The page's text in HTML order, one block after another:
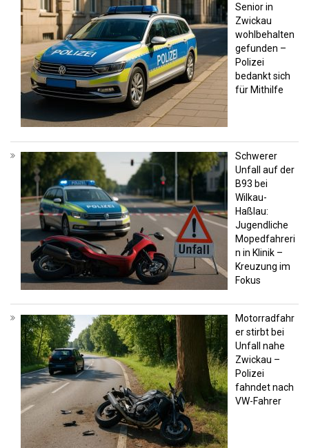
Senior in
Zwickau
wohlbehalten
gefunden –
Polizei
bedankt sich
für Mithilfe
Schwerer
Unfall auf der
B93 bei
Wilkau-
Haßlau:
Jugendliche
Mopedfahreri
n in Klinik –
Kreuzung im
Fokus
Motorradfahr
er stirbt bei
Unfall nahe
Zwickau –
Polizei
fahndet nach
VW-Fahrer